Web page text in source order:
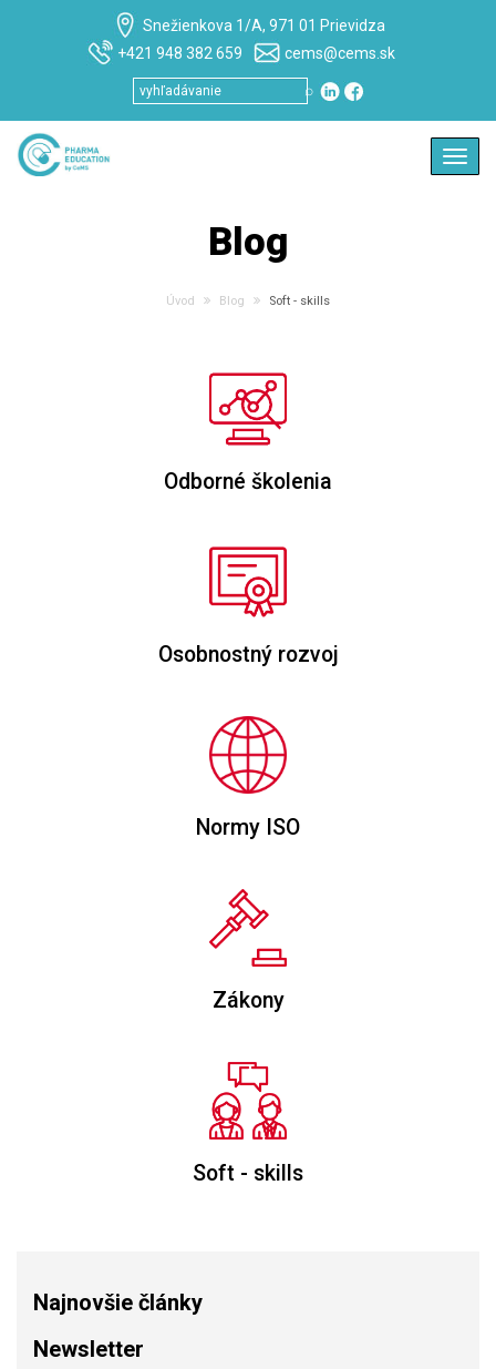
Snežienkova 1/A, 971 01 Prievidza
+421 948 382 659
cems@cems.sk
⌕
Blog
Úvod Blog Soft - skills
Odborné školenia
Osobnostný rozvoj
Normy ISO
Zákony
Soft - skills
Najnovšie články
Newsletter